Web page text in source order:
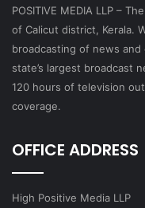
POSITIVE MEDIA LLP –
of Calicut district, Kerala.
broadcasting of news
state’s largest broadcast
120 hours of television
coverage.
OFFICE ADDRESS
High Positive Media LLP